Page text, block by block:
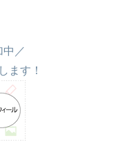
中／
ます！